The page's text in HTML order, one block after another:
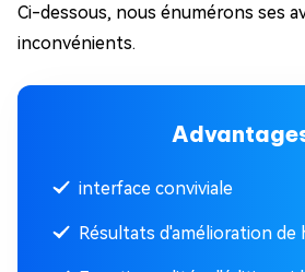
Ci-dessous, nous énumérons ses
inconvénients.
interface conviviale
Résultats d'amélioration de